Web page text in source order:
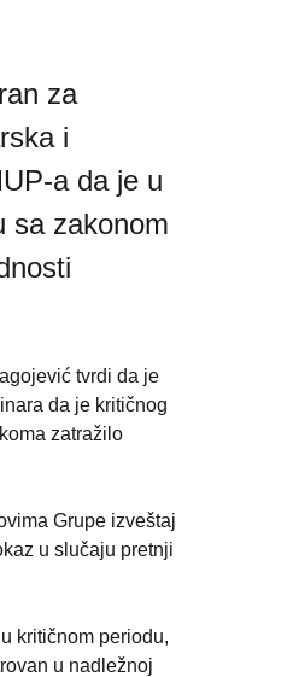
za
i
a da je u
sa zakonom
tvrdi da je
da je kritičnog
zatražilo
Grupe izveštaj
u slučaju pretnji
kritičnom periodu,
u nadležnoj